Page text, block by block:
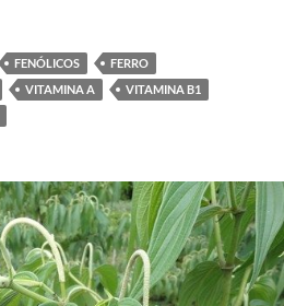
FENÓLICOS
FERRO
VITAMINA A
VITAMINA B1